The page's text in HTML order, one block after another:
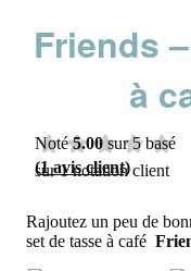
Friends
à
Noté5.00 sur 5 basé
sur1notation client
(1avis client)
Rajoutez un peu de
set de tasse à café